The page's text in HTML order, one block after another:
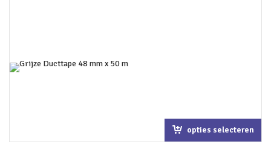
opties selecteren